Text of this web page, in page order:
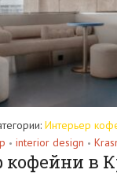
Интерьер
• interior design •
кофейни в